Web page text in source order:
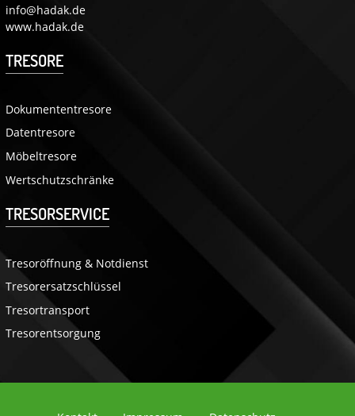
info@hadak.de
www.hadak.de
TRESORE
Dokumententresore
Datentresore
Möbeltresore
Wertschutzschränke
TRESORSERVICE
Tresoröffnung & Notdienst
Tresorersatzschlüssel
Tresortransport
Tresorentsorgung